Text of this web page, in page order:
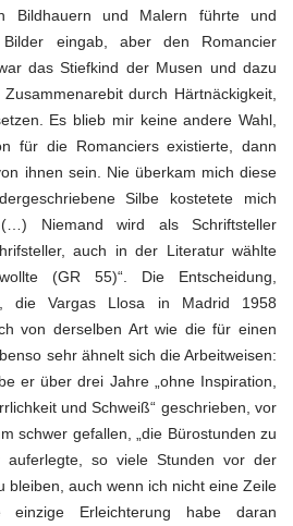
Bildhauern und Malern führte und
eingab, aber den Romancier
das Stiefkind der Musen und dazu
durch Härtnäckigkeit,
Es blieb mir keine andere Wahl,
für die Romanciers existierte, dann
ihnen sein. Nie überkam mich diese
Silbe kostetete mich
(…) Niemand wird als Schriftsteller
auch in der Literatur wählte
(GR 55)“. Die Entscheidung,
die Vargas Llosa in Madrid 1958
von derselben Art wie die für einen
sehr ähnelt sich die Arbeitweisen:
er über drei Jahre „ohne Inspiration,
und Schweiß“ geschrieben, vor
schwer gefallen, „die Bürostunden zu
auferlegte, so viele Stunden vor der
bleiben, auch wenn ich nicht eine Zeile
Erleichterung habe daran